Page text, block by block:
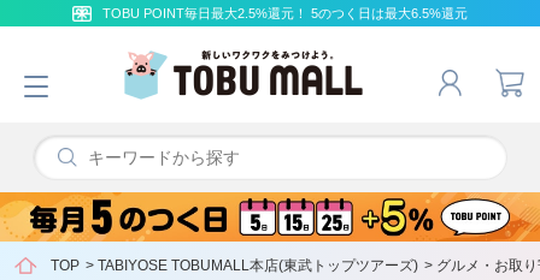
TOBU POINT毎日最大2.5%還元！ 5のつく日は最大6.5%還元
TOP > TABIYOSE TOBUMALL本店(東武トップツアーズ) > グルメ・お取